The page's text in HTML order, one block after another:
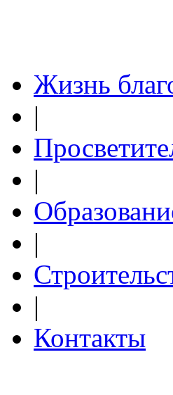
Жизнь
|
|
|
|
Контакты